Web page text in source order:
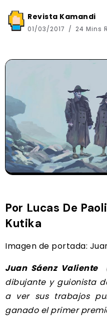
Revista Kamandi
01/03/2017 24 Mins
Por Lucas De
Kutika
Imagen de portada:
Juan Sáenz Valiente
dibujante y guionista
a ver sus trabajos
ganado el primer